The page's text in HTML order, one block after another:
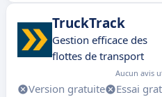
TruckTrack
Gestion efficace des
flottes de transport
Aucun avis
Version gratuite Essai